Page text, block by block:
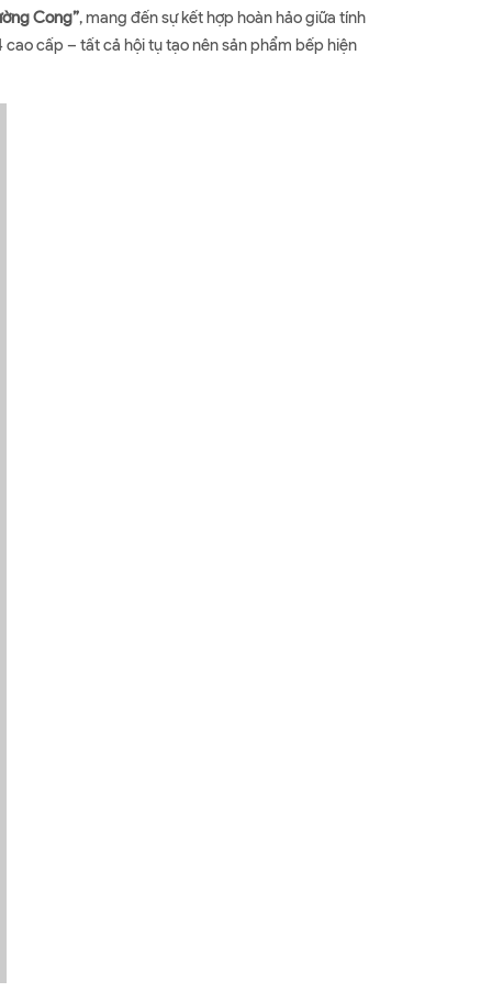
Cong”, mang đến sự kết hợp hoàn hảo giữa tính
cấp – tất cả hội tụ tạo nên sản phẩm bếp hiện